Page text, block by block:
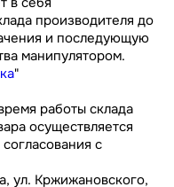
производителя до
и последующую
манипулятором.
"
работы склада
осуществляется
с
ул. Кржижановского,